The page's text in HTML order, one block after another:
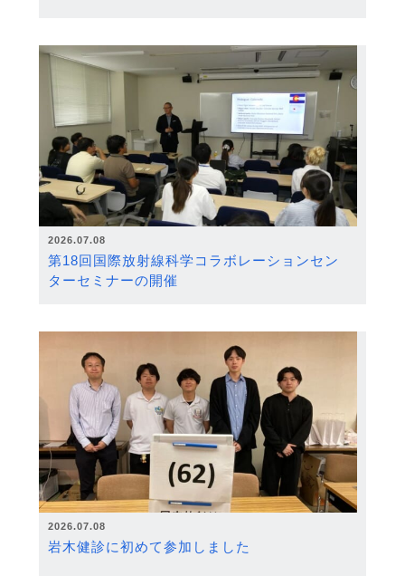
2026.07.08
第18回国際放射線科学コラボレーションセン
ターセミナーの開催
2026.07.08
岩木健診に初めて参加しました